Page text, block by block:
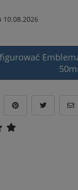
10.08.2026